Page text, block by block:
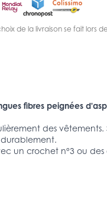
de la livraison se fait lors
fibres peignées
des
un crochet n°3 ou